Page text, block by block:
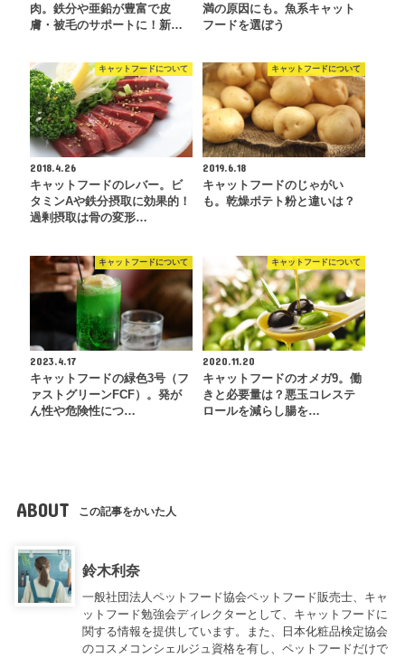
肉。鉄分や亜鉛が豊富で皮
膚・被毛のサポートに！新…
満の原因にも。魚系キャット
フードを選ぼう
キャットフードについて
2018.4.26
キャットフードのレバー。ビ
タミンAや鉄分摂取に効果的！
過剰摂取は骨の変形…
キャットフードについて
2019.6.18
キャットフードのじゃがい
も。乾燥ポテト粉と違いは？
キャットフードについて
2023.4.17
キャットフードの緑色3号（フ
ァストグリーンFCF）。発が
ん性や危険性につ…
キャットフードについて
2020.11.20
キャットフードのオメガ9。働
きと必要量は？悪玉コレステ
ロールを減らし腸を…
ABOUT この記事をかいた人
鈴木利奈
一般社団法人ペットフード協会ペットフード販売士、キャ
ットフード勉強会ディレクターとして、キャットフードに
関する情報を提供しています。また、日本化粧品検定協会
のコスメコンシェルジュ資格を有し、ペットフードだけで